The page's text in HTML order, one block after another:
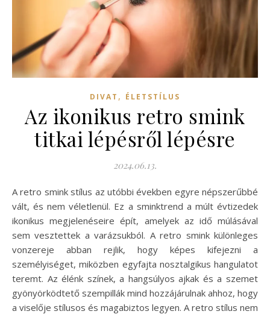
DIVAT , ÉLETSTÍLUS
Az ikonikus retro smink
titkai lépésről lépésre
2024.06.13.
A retro smink stílus az utóbbi években egyre népszerűbbé
vált, és nem véletlenül. Ez a sminktrend a múlt évtizedek
ikonikus megjelenéseire épít, amelyek az idő múlásával
sem vesztettek a varázsukból. A retro smink különleges
vonzereje abban rejlik, hogy képes kifejezni a
személyiséget, miközben egyfajta nosztalgikus hangulatot
teremt. Az élénk színek, a hangsúlyos ajkak és a szemet
gyönyörködtető szempillák mind hozzájárulnak ahhoz, hogy
a viselője stílusos és magabiztos legyen. A retro stílus nem